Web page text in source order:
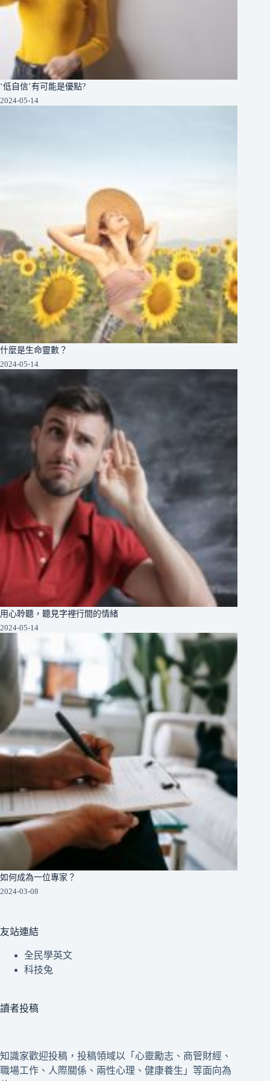
‘低自信’有可能是優點?
2024-05-14
什麼是生命靈數？
2024-05-14
用心聆聽，聽見字裡行間的情緒
2024-05-14
如何成為一位專家？
2024-03-08
友站連結
全民學英文
科技兔
讀者投稿
知識家歡迎投稿，投稿領域以「心靈勵志、商管財經、
職場工作、人際關係、兩性心理、健康養生」等面向為